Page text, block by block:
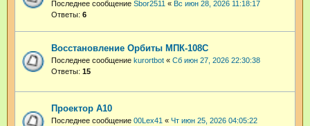
Последнее сообщение Sbor2511 « Вс июн 28, 2026 11:18:17
Ответы: 6
Восстановление Орбиты МПК-108С
Последнее сообщение kurortbot « Сб июн 27, 2026 22:30:38
Ответы: 15
Проектор A10
Последнее сообщение 00Lex41 « Чт июн 25, 2026 04:05:22